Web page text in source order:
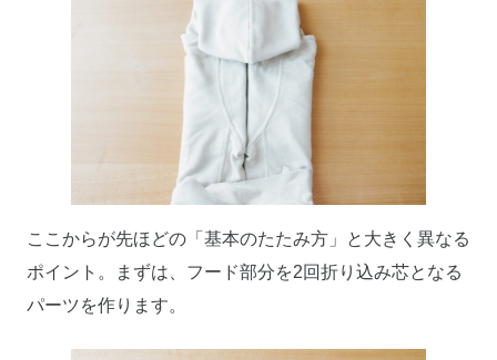
ここからが先ほどの「基本のたたみ方」と大きく異なる
ポイント。まずは、フード部分を2回折り込み芯となる
パーツを作ります。